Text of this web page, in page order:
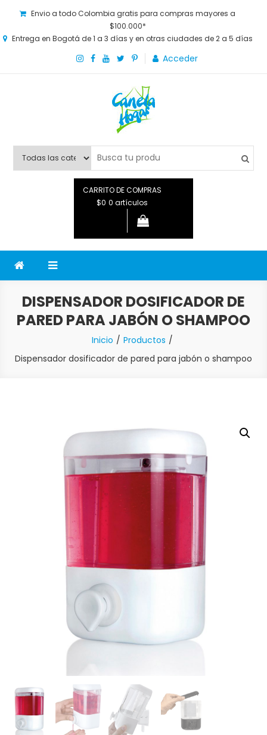
Envio a todo Colombia gratis para compras mayores a
$100.000*
Entrega en Bogotá de 1 a 3 días y en otras ciudades de 2 a 5 días
Acceder
Canela Hogar
novedosos productos para grandes y chicos, además de lo
que necesitas saber para disfrutar tu hogar.
CARRITO DE COMPRAS
$0 0 artículos
DISPENSADOR DOSIFICADOR DE
PARED PARA JABÓN O SHAMPOO
Inicio
Productos
Dispensador dosificador de pared para jabón o shampoo